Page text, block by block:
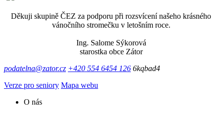
Děkuji skupině ČEZ za podporu při rozsvícení našeho krásného
vánočního stromečku v letošním roce.
Ing. Salome Sýkorová
starostka obce Zátor
podatelna@zator.cz +420 554 6454 126 6kqbad4
Verze pro seniory Mapa webu
O nás